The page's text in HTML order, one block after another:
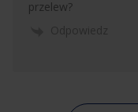
przelew?